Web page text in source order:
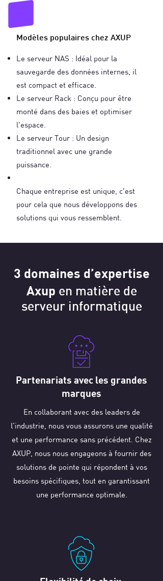
Modèles populaires chez AXUP
Le serveur NAS : Idéal pour la
sauvegarde des données internes, il
est compact et efficace.
Le serveur Rack : Conçu pour être
monté dans des baies et optimiser
l'espace.
Le serveur Tour : Un design
traditionnel avec une grande
puissance.
Chaque entreprise est unique, c'est
pour cela que nous développons des
solutions qui vous ressemblent.
3 domaines d’expertise
Axup en matière de
serveur informatique
Partenariats avec les grandes
marques
En collaborant avec des leaders de
l’industrie, nous vous assurons une qualité
et une performance sans précédent. Chez
AXUP, nous nous engageons à fournir des
solutions de pointe qui répondent à vos
besoins spécifiques, tout en garantissant
une performance optimale.